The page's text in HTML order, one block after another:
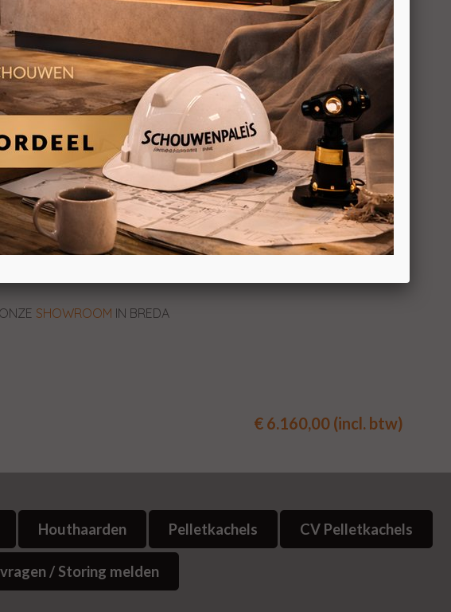
View glas vrijwel onzichtbaar. Geniet van een optimaal
geen glas aanwezig is.
(gesloten systeem) is bijna helemaal frameloos in te bouwen.
vrijwel tot aan het glas lopen van de haard.
Dru? De DRU Maestro 75 Eco Wave staat brandend opgesteld in
75 Tunnel Eco Wave niet opgesteld staan in onze showroom in
SHOWROOM IN BREDA
€ 6.160,00 (incl. btw)
Houthaarden Pelletkachels CV Pelletkachels
/ Storing melden